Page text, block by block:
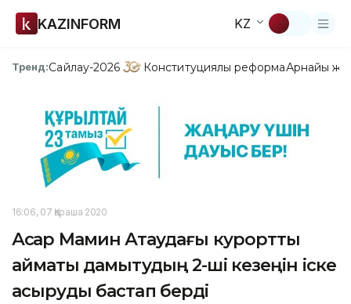
KAZINFORM KZ
Тренд:Сайлау-2026 Конституциялық реформаАрнайы
16:06, 07 Қараша 2020
Асқар Мамин Ақтаудағы курорттық
аймақты дамытудың 2-ші кезеңін іске
асыруды бастап берді